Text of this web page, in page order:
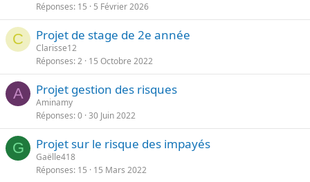
Réponses 15 5 Février 2026
C Projet de stage de 2e année
Clarisse12
Réponses 2 15 Octobre 2022
A Projet gestion des risques
Aminamy
Réponses 0 30 Juin 2022
G Projet sur le risque des impayés
Gaëlle418
Réponses 15 15 Mars 2022